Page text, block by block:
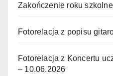
Zakończenie roku
Fotorelacja z popisu
Fotorelacja z Koncertu
– 10.06.2026